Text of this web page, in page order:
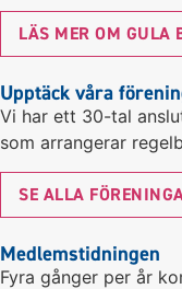
LÄS MER OM GULA
Upptäck våra
Vi har ett 30-tal
som arrangerar
SE ALLA
Medlemstidningen
Fyra gånger per år